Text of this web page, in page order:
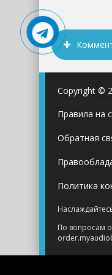
Copyright ©
Правила на
Обратная
Политика
По вопросам